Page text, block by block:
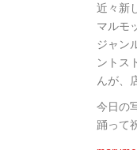
近々新
マルモ
ジャン
ントス
んが、
今日の
踊って